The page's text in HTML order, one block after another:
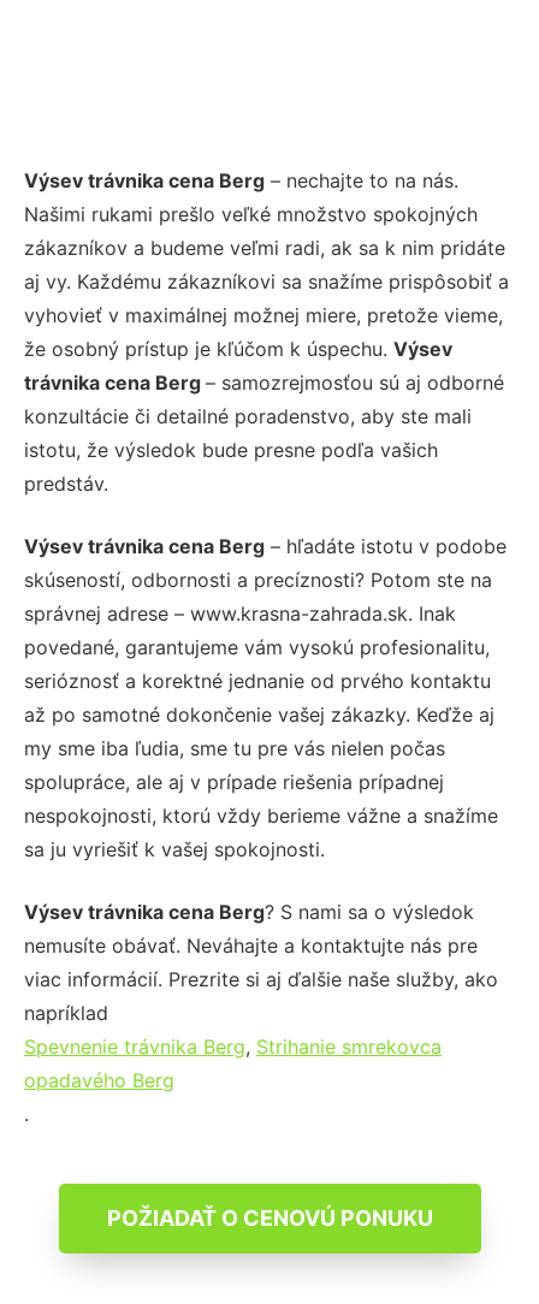
Výsev trávnika cena Berg – nechajte to na nás.
Našimi rukami prešlo veľké množstvo spokojných
zákazníkov a budeme veľmi radi, ak sa k nim pridáte
aj vy. Každému zákazníkovi sa snažíme prispôsobiť a
vyhovieť v maximálnej možnej miere, pretože vieme,
že osobný prístup je kľúčom k úspechu. Výsev
trávnika cena Berg – samozrejmosťou sú aj odborné
konzultácie či detailné poradenstvo, aby ste mali
istotu, že výsledok bude presne podľa vašich
predstáv.
Výsev trávnika cena Berg – hľadáte istotu v podobe
skúseností, odbornosti a precíznosti? Potom ste na
správnej adrese – www.krasna-zahrada.sk. Inak
povedané, garantujeme vám vysokú profesionalitu,
serióznosť a korektné jednanie od prvého kontaktu
až po samotné dokončenie vašej zákazky. Keďže aj
my sme iba ľudia, sme tu pre vás nielen počas
spolupráce, ale aj v prípade riešenia prípadnej
nespokojnosti, ktorú vždy berieme vážne a snažíme
sa ju vyriešiť k vašej spokojnosti.
Výsev trávnika cena Berg? S nami sa o výsledok
nemusíte obávať. Neváhajte a kontaktujte nás pre
viac informácií. Prezrite si aj ďalšie naše služby, ako
napríklad
Spevnenie trávnika Berg, Strihanie smrekovca
opadavého Berg
.
POŽIADAŤ O CENOVÚ PONUKU